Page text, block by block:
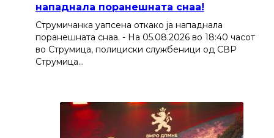
нападнала поранешната снаа!
Струмичанка уапсена откако ја нападнала
поранешната снаа. - На 05.08.2026 во 18:40 часот
во Струмица, полициски службеници од СВР
Струмица…